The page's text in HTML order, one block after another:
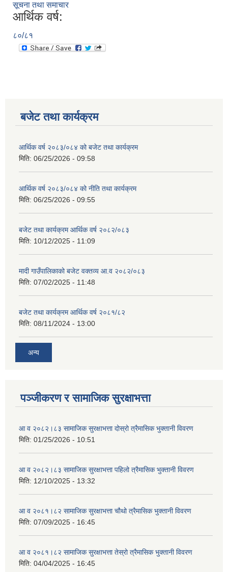
सूचना तथा समाचार
आर्थिक वर्ष:
८०/८१
बजेट तथा कार्यक्रम
आर्थिक वर्ष २०८३/०८४ को बजेट तथा कार्यक्रम
मिति: 06/25/2026 - 09:58
आर्थिक वर्ष २०८३/०८४ को नीति तथा कार्यक्रम
मिति: 06/25/2026 - 09:55
बजेट तथा कार्यक्रम आर्थिक वर्ष २०८२/०८३
मिति: 10/12/2025 - 11:09
मादी गाउँपालिकाको बजेट वक्तव्य आ.व २०८२/०८३
मिति: 07/02/2025 - 11:48
बजेट तथा कार्यक्रम आर्थिक वर्ष २०८१/८२
मिति: 08/11/2024 - 13:00
अन्य
पञ्जीकरण र सामाजिक सुरक्षाभत्ता
आ व २०८२।८३ सामाजिक सुरक्षाभत्ता दोस्रो त्रैमासिक भुक्तानी विवरण
मिति: 01/25/2026 - 10:51
आ व २०८२।८३ सामाजिक सुरक्षाभत्ता पहिलो त्रैमासिक भुक्तानी विवरण
मिति: 12/10/2025 - 13:32
आ व २०८१।८२ सामाजिक सुरक्षाभत्ता चौथो त्रैमासिक भुक्तानी विवरण
मिति: 07/09/2025 - 16:45
आ व २०८१।८२ सामाजिक सुरक्षाभत्ता तेस्रो त्रैमासिक भुक्तानी विवरण
मिति: 04/04/2025 - 16:45